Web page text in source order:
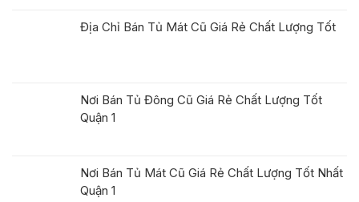
Địa Chỉ Bán Tủ Mát Cũ Giá Rẻ Chất Lượng Tốt
Nơi Bán Tủ Đông Cũ Giá Rẻ Chất Lượng Tốt
Quận 1
Nơi Bán Tủ Mát Cũ Giá Rẻ Chất Lượng Tốt Nhất
Quận 1